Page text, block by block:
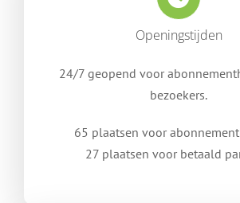
Openingstijden
24/7 geopend voor
bezoekers.
65 plaatsen voor
27 plaatsen voor betaald